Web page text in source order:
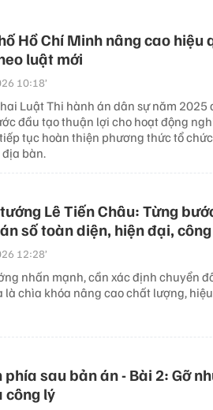
Hồ Chí Minh nâng cao hiệu
luật mới
10:18’
Luật Thi hành án dân sự năm 2025
đầu tạo thuận lợi cho hoạt động
tục hoàn thiện phương thức tổ
bàn.
Lê Tiến Châu: Từng
số toàn diện, hiện đại,
12:28’
nhấn mạnh, cần xác định chuyển
là chìa khóa nâng cao chất lượng,
phía sau bản án - Bài 2: Gỡ
công lý